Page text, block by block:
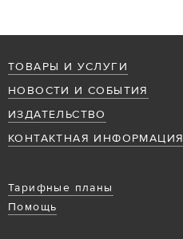
ТОВАРЫ И УСЛУГИ
НОВОСТИ И СОБЫТИЯ
ИЗДАТЕЛЬСТВО
КОНТАКТНАЯ ИНФОРМАЦИЯ
Тарифные планы
Помощь